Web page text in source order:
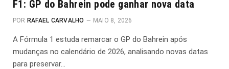
F1: GP do Bahrein pode ganhar nova data
POR RAFAEL CARVALHO MAIO 8, 2026
A Fórmula 1 estuda remarcar o GP do Bahrein após
mudanças no calendário de 2026, analisando novas datas
para preservar…